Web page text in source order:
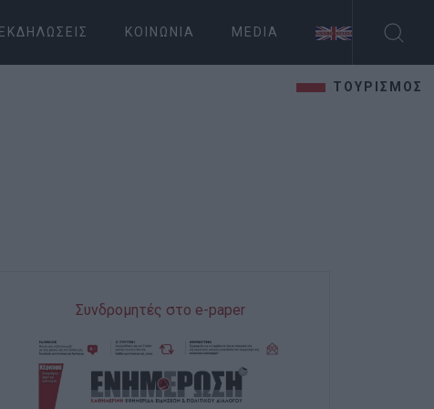
ΕΚΔΗΛΏΣΕΙΣ ΚΟΙΝΩΝΊΑ MEDIA
ΤΟΥΡΙΣΜΟΣ
Συνδρομητές στο e-paper